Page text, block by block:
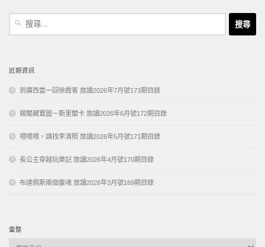
近期資訊
到廣西當一回徐霞客 旅讀2026年7月號173期目錄
錫蘭藏寶圖－斯里蘭卡 旅讀2026年6月號172期目錄
喂喂喂，請找李清照 旅讀2026年5月號171期目錄
長公主穿越玩樂記 旅讀2026年4月號170期目錄
布達佩斯兩個靈魂 旅讀2026年3月號169期目錄
彙整